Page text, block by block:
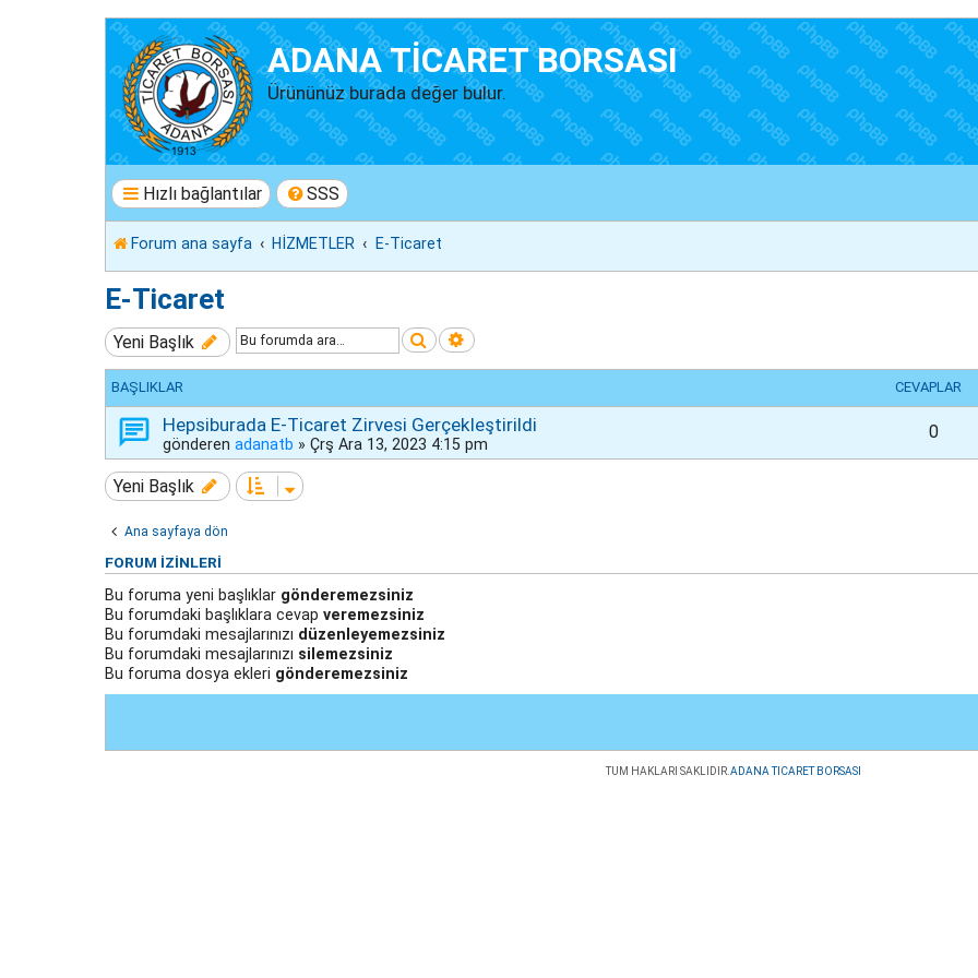
ADANA TİCARET BORSASI
Ürününüz burada değer bulur.
Hızlı bağlantılar SSS
Forum ana sayfa HİZMETLER E-Ticaret
E-Ticaret
Yeni Başlık Ara Gelişmiş arama
BAŞLIKLAR CEVAPLAR
Hepsiburada E-Ticaret Zirvesi Gerçekleştirildi
gönderen adanatb » Çrş Ara 13, 2023 4:15 pm
0
Yeni Başlık
Ana sayfaya dön
FORUM IZINLERI
Bu foruma yeni başlıklar gönderemezsiniz
Bu forumdaki başlıklara cevap veremezsiniz
Bu forumdaki mesajlarınızı düzenleyemezsiniz
Bu forumdaki mesajlarınızı silemezsiniz
Bu foruma dosya ekleri gönderemezsiniz
TUM HAKLARI SAKLIDIR. ADANA TICARET BORSASI